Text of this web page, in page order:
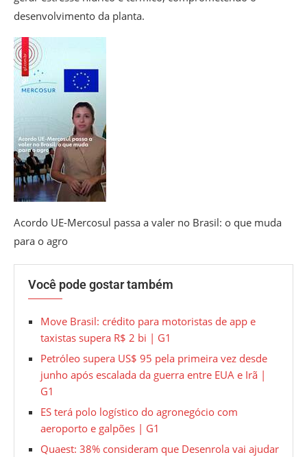
desenvolvimento da planta.
Acordo UE-Mercosul passa a valer no Brasil: o que muda
para o agro
Você pode gostar também
Move Brasil: crédito para motoristas de app e
taxistas supera R$ 2 bi | G1
Petróleo supera US$ 95 pela primeira vez desde
junho após escalada da guerra entre EUA e Irã |
G1
ES terá polo logístico do agronegócio com
aeroporto e galpões | G1
Quaest: 38% consideram que Desenrola vai ajudar